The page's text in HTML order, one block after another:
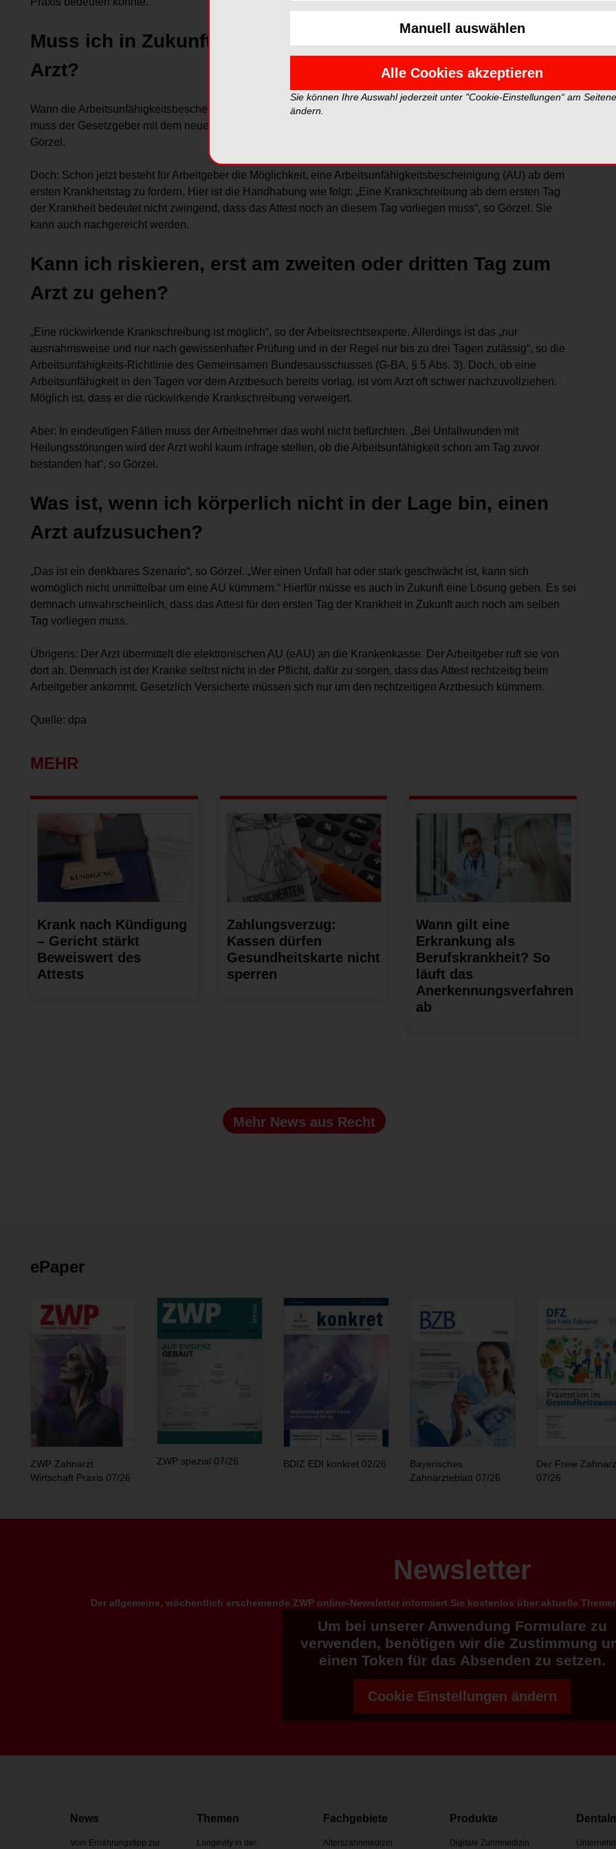
Muss ich in Zukunft am ersten Tag meiner Krankheit zum
Arzt?
Wann die Arbeitsunfähigkeitsbescheinigung (AU) künftig vorliegen muss, lässt das Reformpaket offen. „Das
muss der Gesetzgeber mit dem neuen Gesetz festlegen“, sagt der Kölner Fachanwalt für Arbeitsrecht Volker
Görzel.
Doch: Schon jetzt besteht für Arbeitgeber die Möglichkeit, eine Arbeitsunfähigkeitsbescheinigung (AU) ab dem
ersten Krankheitstag zu fordern. Hier ist die Handhabung wie folgt: „Eine Krankschreibung ab dem ersten Tag
der Krankheit bedeutet nicht zwingend, dass das Attest noch an diesem Tag vorliegen muss“, so Görzel. Sie
kann auch nachgereicht werden.
Kann ich riskieren, erst am zweiten oder dritten Tag zum
Arzt zu gehen?
„Eine rückwirkende Krankschreibung ist möglich“, so der Arbeitsrechtsexperte. Allerdings ist das „nur
ausnahmsweise und nur nach gewissenhafter Prüfung und in der Regel nur bis zu drei Tagen zulässig“, so die
Arbeitsunfähigkeits-Richtlinie des Gemeinsamen Bundesausschusses (G-BA, § 5 Abs. 3). Doch, ob eine
Arbeitsunfähigkeit in den Tagen vor dem Arztbesuch bereits vorlag, ist vom Arzt oft schwer nachzuvollziehen.
Möglich ist, dass er die rückwirkende Krankschreibung verweigert.
Aber: In eindeutigen Fällen muss der Arbeitnehmer das wohl nicht befürchten. „Bei Unfallwunden mit
Heilungsstörungen wird der Arzt wohl kaum infrage stellen, ob die Arbeitsunfähigkeit schon am Tag zuvor
bestanden hat“, so Görzel.
Was ist, wenn ich körperlich nicht in der Lage bin, einen
Arzt aufzusuchen?
„Das ist ein denkbares Szenario“, so Görzel. „Wer einen Unfall hat oder stark geschwächt ist, kann sich
womöglich nicht unmittelbar um eine AU kümmern.“ Hierfür müsse es auch in Zukunft eine Lösung geben. Es sei
demnach unwahrscheinlich, dass das Attest für den ersten Tag der Krankheit in Zukunft auch noch am selben
Tag vorliegen muss.
Übrigens: Der Arzt übermittelt die elektronischen AU (eAU) an die Krankenkasse. Der Arbeitgeber ruft sie von
dort ab. Demnach ist der Kranke selbst nicht in der Pflicht, dafür zu sorgen, dass das Attest rechtzeitig beim
Arbeitgeber ankommt. Gesetzlich Versicherte müssen sich nur um den rechtzeitigen Arztbesuch kümmern.
Quelle: dpa
MEHR
Krank nach Kündigung
– Gericht stärkt
Beweiswert des
Attests
Zahlungsverzug:
Kassen dürfen
Gesundheitskarte nicht
sperren
Wann gilt eine
Erkrankung als
Berufskrankheit? So
läuft das
Anerkennungsverfahren
ab
Mehr News aus Recht
ePaper
ZWP Zahnarzt
Wirtschaft Praxis 07/26
ZWP spezial 07/26 BDIZ EDI konkret 02/26
Bayerisches
Zahnärzteblatt 07/26
Der Freie
07/26
Newsletter
Der allgemeine, wöchentlich erscheinende ZWP online-Newsletter informiert Sie kostenlos über aktuelle
Um bei unserer Anwendung Formulare zu
verwenden, benötigen wir die Zustimmung
einen Token für das Absenden zu setzen.
Cookie Einstellungen ändern
News
Vom Ernährungstipp zur
Themen
Longevity in der
Fachgebiete
Alterszahnmedizin
Produkte
Digitale Zahnmedizin
Manuell auswählen
Alle Cookies akzeptieren
Sie können Ihre Auswahl jederzeit unter "Cookie-Einstellungen“ am
ändern.